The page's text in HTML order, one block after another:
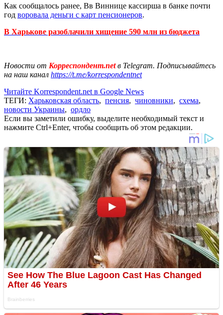
Как сообщалось ранее, Вв Виннице кассирша в банке почти
год воровала деньги с карт пенсионеров.
В Харькове разоблачили хищение 590 млн из бюджета
Новости от Корреспондент.netв Telegram. Подписывайтесь
на наш канал https://t.me/korrespondentnet
Читайте Korrespondent.net в Google News
ТЕГИ: Харьковская область, пенсия, чиновники, схема,
новости Украины, ордло
Если вы заметили ошибку, выделите необходимый текст и
нажмите Ctrl+Enter, чтобы сообщить об этом редакции.